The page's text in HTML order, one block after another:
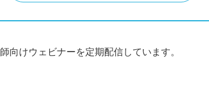
けウェビナーを定期配信しています。